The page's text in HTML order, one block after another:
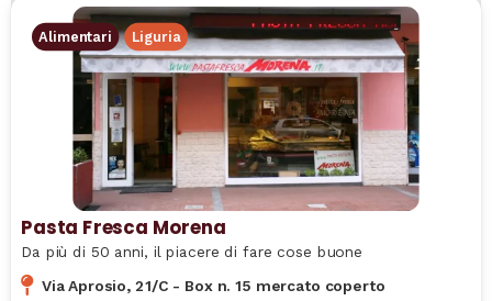
Alimentari Liguria
Pasta Fresca Morena
Da più di 50 anni, il piacere di fare cose buone
Via Aprosio, 21/C - Box n. 15 mercato coperto